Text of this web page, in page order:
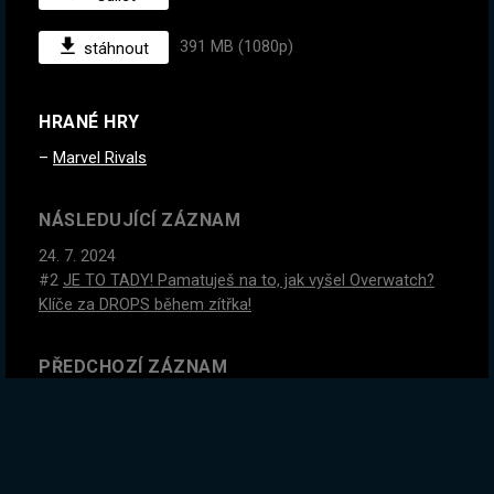
stáhnout 391 MB (1080p)
HRANÉ HRY
Marvel Rivals
NÁSLEDUJÍCÍ ZÁZNAM
24. 7. 2024
#2 JE TO TADY! Pamatuješ na to, jak vyšel Overwatch?
Klíče za DROPS během zítřka!
PŘEDCHOZÍ ZÁZNAM